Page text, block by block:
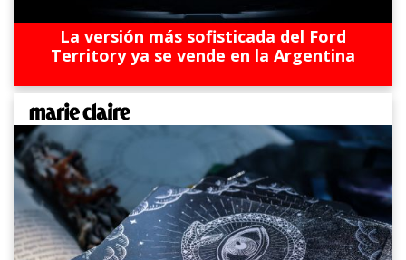
La versión más sofisticada del Ford
Territory ya se vende en la Argentina